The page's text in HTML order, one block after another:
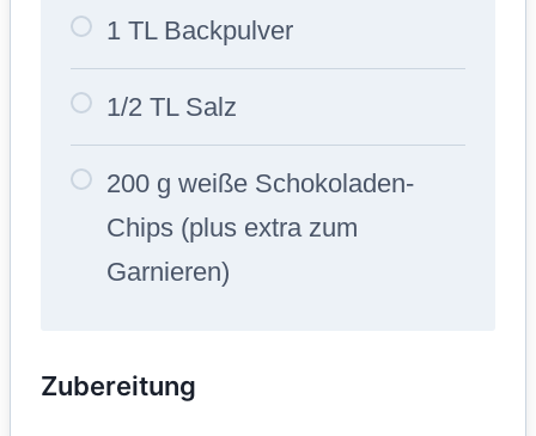
Den Backofen auf 180 °C
Ober-/Unterhitze vorheizen. Eine
20×20 cm Backform mit
verhindert Kleben und sorgt für
perfekte Ränder).
sie schäumt, 4-5 Minuten köcheln